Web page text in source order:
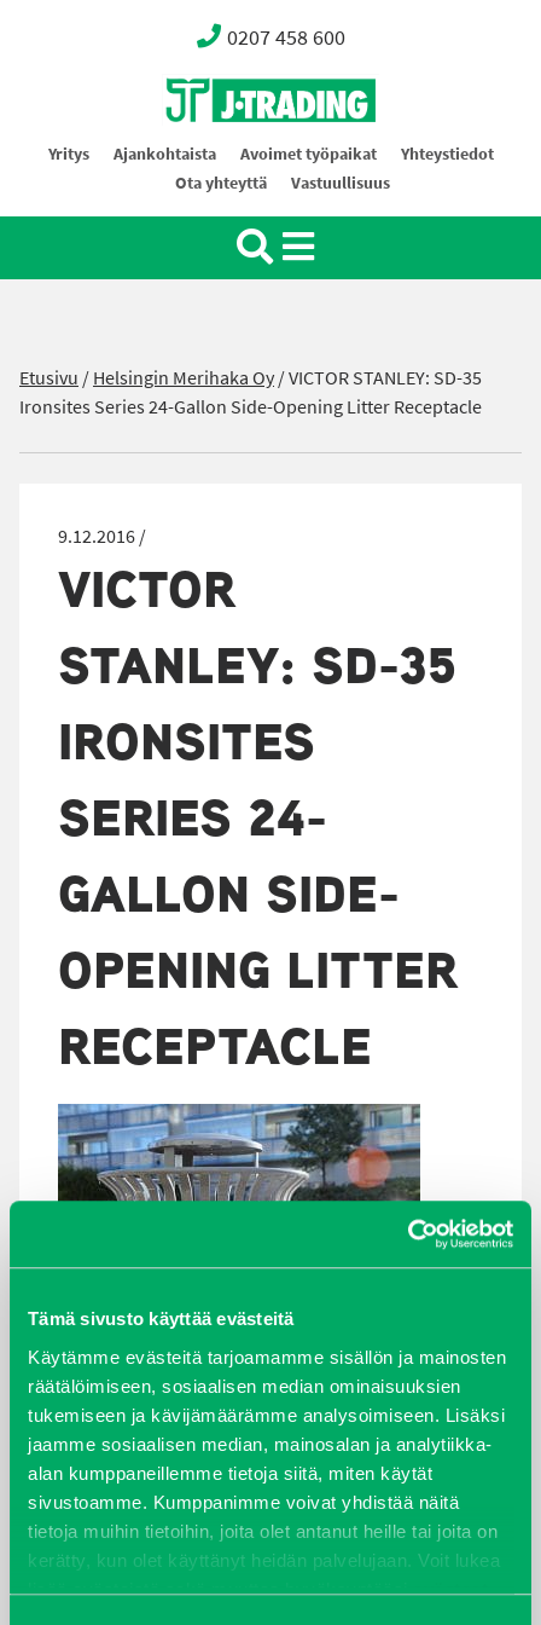
Tämä sivusto käyttää evästeitä
Käytämme evästeitä tarjoamamme sisällön ja mainosten
räätälöimiseen, sosiaalisen median ominaisuuksien
tukemiseen ja kävijämäärämme analysoimiseen. Lisäksi
jaamme sosiaalisen median, mainosalan ja analytiikka-
alan kumppaneillemme tietoja siitä, miten käytät
sivustoamme. Kumppanimme voivat yhdistää näitä
tietoja muihin tietoihin, joita olet antanut heille tai joita on
kerätty, kun olet käyttänyt heidän palvelujaan. Voit lukea
lisää evästeistä sekä muuttaa hyväksyntääsievästeet
0207 458 600
Oy J-Trading Ab
Yritys Ajankohtaista Avoimet työpaikat
Yhteystiedot
Ota yhteyttä
Vastuullisuus
Etusivu /Helsingin Merihaka Oy/VICTOR STANLEY: SD-35
Ironsites Series 24-Gallon Side-Opening Litter Receptacle
9.12.2016 /
VICTOR
STANLEY: SD-35
IRONSITES
SERIES 24-
GALLON SIDE-
OPENING LITTER
RECEPTACLE
ARKISTOT
maaliskuu 2026
elokuu 2024
syyskuu 2023